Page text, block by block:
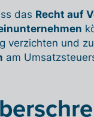
das Recht auf
verzichten und
am